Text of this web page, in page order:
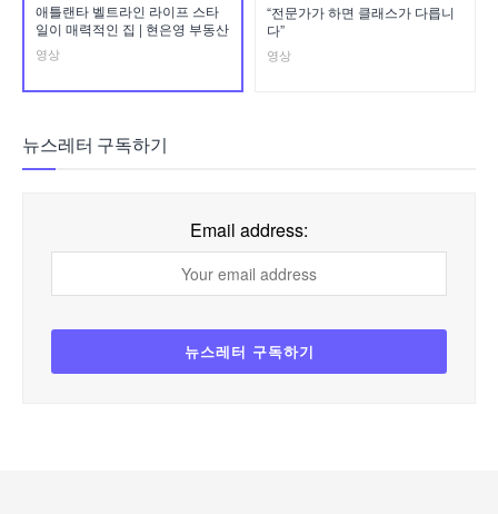
애틀랜타 벨트라인 라이프 스타
일이 매력적인 집 | 현은영 부동산
영상
“전문가가 하면 클래스가 다릅니
다”
영상
뉴스레터 구독하기
Email address: